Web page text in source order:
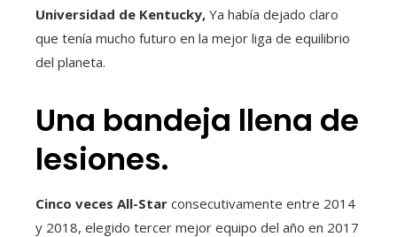
Universidad de Kentucky, Ya había dejado claro
que tenía mucho futuro en la mejor liga de equilibrio
del planeta.
Una bandeja llena de
lesiones.
Cinco veces All-Star consecutivamente entre 2014
y 2018, elegido tercer mejor equipo del año en 2017